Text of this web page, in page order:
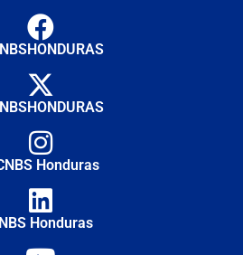
Honduras
Honduras